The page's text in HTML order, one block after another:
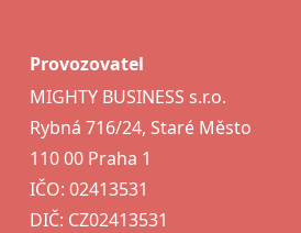
Provozovatel
MIGHTY BUSINESS s.r.o.
Rybná 716/24, Staré Město
110 00 Praha 1
IČO: 02413531
DIČ: CZ02413531